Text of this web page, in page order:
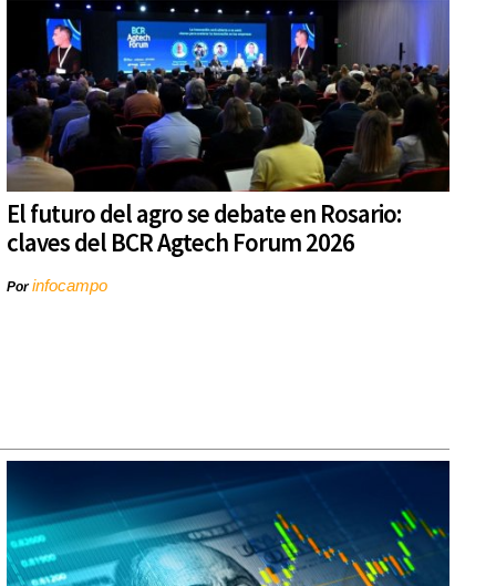
El futuro del agro se debate en Rosario:
claves del BCR Agtech Forum 2026
Porinfocampo